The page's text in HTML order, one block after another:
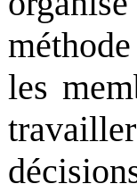
les